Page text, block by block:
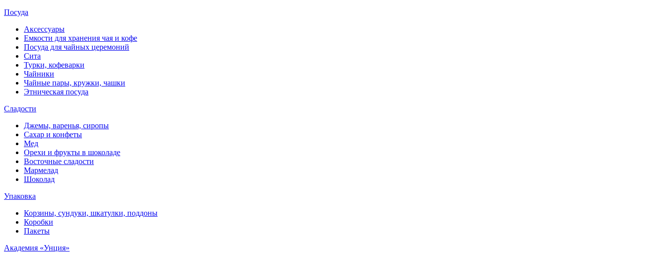
Посуда
Аксессуары
Емкости для хранения чая и кофе
Посуда для чайных церемоний
Сита
Турки, кофеварки
Чайники
Чайные пары, кружки, чашки
Этническая посуда
Сладости
Джемы, варенья, сиропы
Сахар и конфеты
Мед
Орехи и фрукты в шоколаде
Восточные сладости
Мармелад
Шоколад
Упаковка
Корзины, сундуки, шкатулки, поддоны
Коробки
Пакеты
Академия «Унция»